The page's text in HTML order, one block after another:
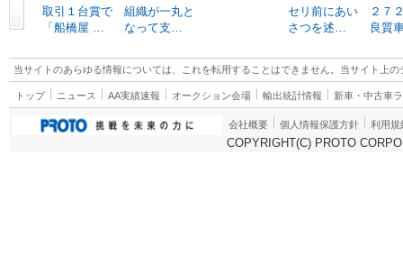
取引１台賞で
「船橋屋 …
組織が一丸と
なって支…
セリ前にあい
さつを述…
２７
良質
当サイトのあらゆる情報については、これを転用することはできません。当サイト上
トップ ニュース AA実績速報 オークション会場 輸出統計情報 新車・中古車
会社概要 個人情報保護方針 利用規
COPYRIGHT(C) PROTO